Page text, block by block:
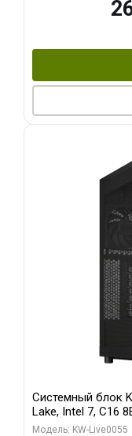
Системный блок
Lake, Intel 7, C16
MSI RTX5080
Модель: KW-Live0055